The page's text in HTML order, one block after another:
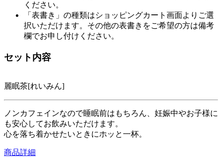
ください。
「表書き」の種類はショッピングカート画面よりご選
択いただけます。その他の表書きをご希望の方は備考
欄でお申し付けください。
セット内容
麗眠茶[れいみん]
ノンカフェインなので睡眠前はもちろん、妊娠中やお子様に
も安心してお飲みいただけます。
心を落ち着かせたいときにホッと一杯。
商品詳細